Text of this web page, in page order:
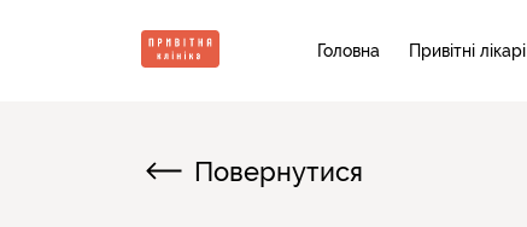
Головна Привітні лікарі
Повернутися